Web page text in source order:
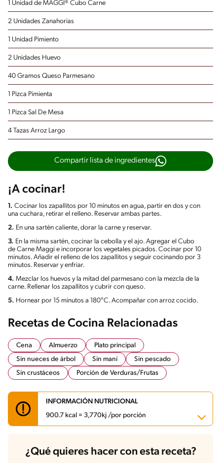
1 Unidad de MAGGI® Cubo Carne
2 Unidades Zanahorias
1 Unidad Pimiento
2 Unidades Huevo
40 Gramos Queso Parmesano
1 Pizca Pimienta
1 Pizca Sal De Mesa
4 Tazas Arroz Largo
Compartir lista de ingredientes
¡A cocinar!
1. Cocinar los zapallitos por 10 minutos en agua, partir en dos y con
una cuchara, retirar el relleno. Reservar ambas partes.
2. En una sartén caliente, dorar la carne y reservar.
3. En la misma sartén, cocinar la cebolla y el ajo. Agregar el Cubo
de Carne Maggi e incorporar los vegetales picados. Cocinar por 10
minutos. Añadir el relleno de los zapallitos y seguir cocinando por 3
minutos. Reservar y enfriar.
4. Mezclar los huevos y la mitad del parmesano con la mezcla de la
carne. Rellenar los zapallitos y cubrir con queso.
5. Hornear por 15 minutos a 180°C. Acompañar con arroz cocido.
Recetas de Cocina Relacionadas
Cena Almuerzo
Plato principal
Sin nueces de árbol
Sin maní
Sin pescado
Sin crustáceos
Porción de Verduras/Frutas
INFORMACIÓN NUTRICIONAL
900.7 kcal = 3,770kj /por porción
Carbohidratos
153.7 g
Energía 900.7 kcal
¿Qué quieres hacer con esta receta?